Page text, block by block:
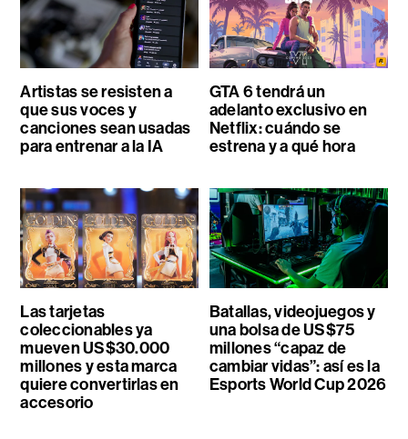
Artistas se resisten a
que sus voces y
canciones sean usadas
para entrenar a la IA
GTA 6 tendrá un
adelanto exclusivo en
Netflix: cuándo se
estrena y a qué hora
Las tarjetas
coleccionables ya
mueven US$30.000
millones y esta marca
quiere convertirlas en
accesorio
Batallas, videojuegos y
una bolsa de US$75
millones “capaz de
cambiar vidas”: así es la
Esports World Cup 2026